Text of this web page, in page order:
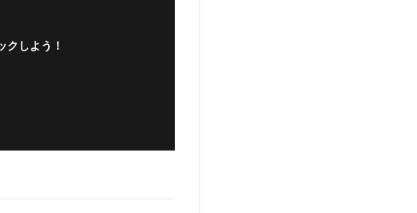
クしよう！